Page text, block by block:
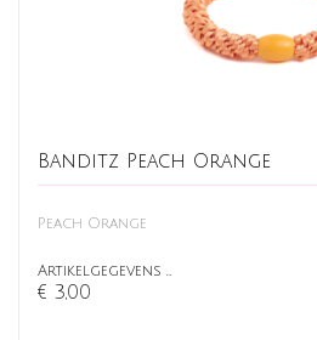
Banditz Peach Orange
Peach Orange
Artikelgegevens …
€ 3,00